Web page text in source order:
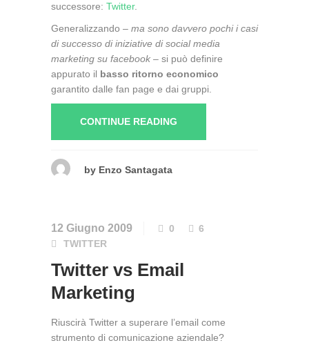
successore: Twitter.
Generalizzando – ma sono davvero pochi i casi
di successo di iniziative di social media
marketing su facebook – si può definire
appurato il basso ritorno economico
garantito dalle fan page e dai gruppi.
CONTINUE READING
by Enzo Santagata
12 Giugno 2009 0
6
TWITTER
Twitter vs Email
Marketing
Riuscirà Twitter a superare l’email come
strumento di comunicazione aziendale?